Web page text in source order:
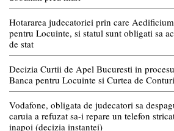
Hotararea judecatoriei prin care
pentru Locuinte, si statul sunt obligati sa
de stat
Decizia Curtii de Apel Bucuresti in
Banca pentru Locuinte si Curtea de Conturi
Vodafone, obligata de judecatori sa
caruia a refuzat sa-i repare un telefon
inapoi (decizia instantei)